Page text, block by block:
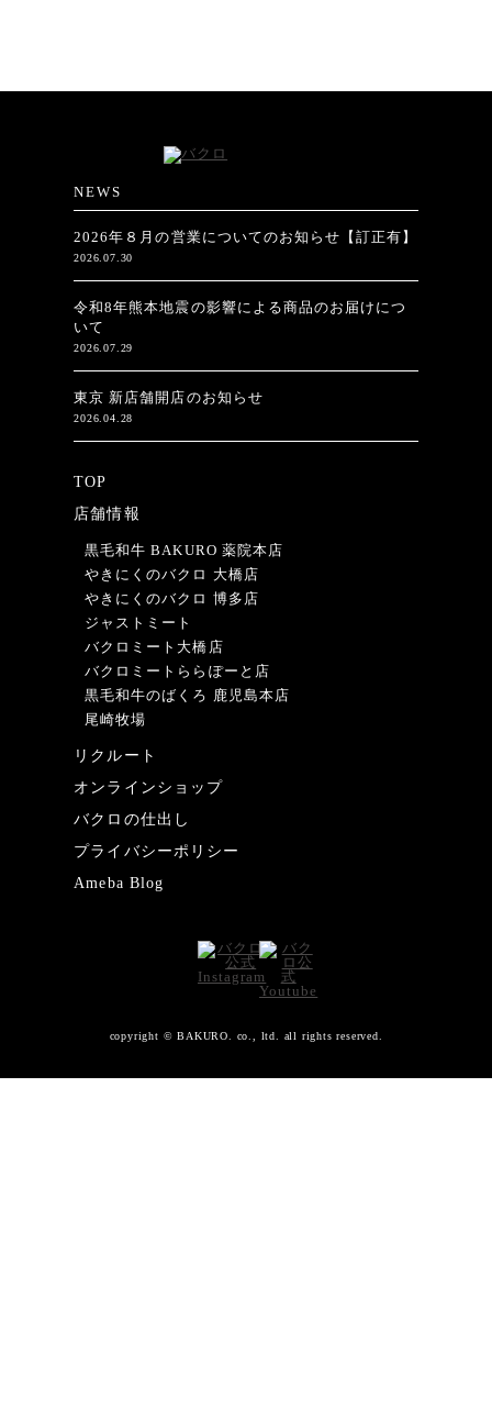
NEWS
2026年８月の営業についてのお知らせ【訂正有】
2026.07.30
令和8年熊本地震の影響による商品のお届けにつ
いて
2026.07.29
東京 新店舗開店のお知らせ
2026.04.28
TOP
店舗情報
黒毛和牛 BAKURO 薬院本店
やきにくのバクロ 大橋店
やきにくのバクロ 博多店
ジャストミート
バクロミート大橋店
バクロミートららぽーと店
黒毛和牛のばくろ 鹿児島本店
尾崎牧場
リクルート
オンラインショップ
バクロの仕出し
プライバシーポリシー
Ameba Blog
copyright © BAKURO. co., ltd. all rights reserved.